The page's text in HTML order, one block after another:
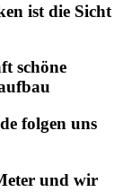
ist die Sicht
schöne
folgen uns
und wir